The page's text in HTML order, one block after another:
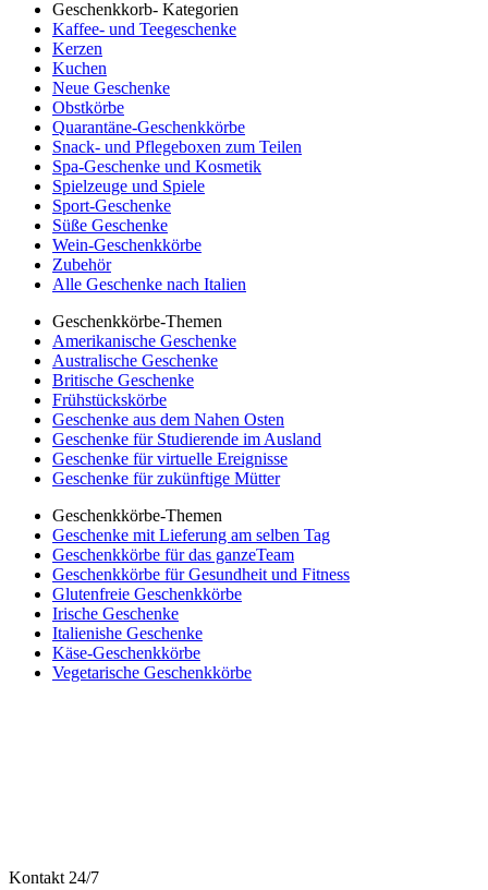
Geschenkkorb- Kategorien
Kaffee- und Teegeschenke
Kerzen
Kuchen
Neue Geschenke
Obstkörbe
Quarantäne-Geschenkkörbe
Snack- und Pflegeboxen zum Teilen
Spa-Geschenke und Kosmetik
Spielzeuge und Spiele
Sport-Geschenke
Süße Geschenke
Wein-Geschenkkörbe
Zubehör
Alle Geschenke nach Italien
Geschenkkörbe-Themen
Amerikanische Geschenke
Australische Geschenke
Britische Geschenke
Frühstückskörbe
Geschenke aus dem Nahen Osten
Geschenke für Studierende im Ausland
Geschenke für virtuelle Ereignisse
Geschenke für zukünftige Mütter
Geschenkkörbe-Themen
Geschenke mit Lieferung am selben Tag
Geschenkkörbe für das ganzeTeam
Geschenkkörbe für Gesundheit und Fitness
Glutenfreie Geschenkkörbe
Irische Geschenke
Italienishe Geschenke
Käse-Geschenkkörbe
Vegetarische Geschenkkörbe
Kontakt 24/7